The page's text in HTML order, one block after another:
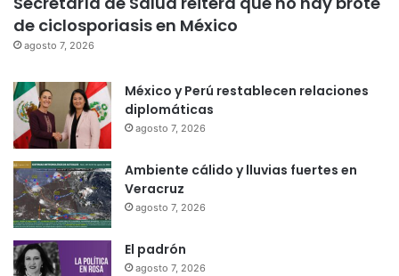
de ciclosporiasis en México
agosto 7, 2026
México y Perú restablecen relaciones
diplomáticas
agosto 7, 2026
Ambiente cálido y lluvias fuertes en
Veracruz
agosto 7, 2026
El padrón
agosto 7, 2026